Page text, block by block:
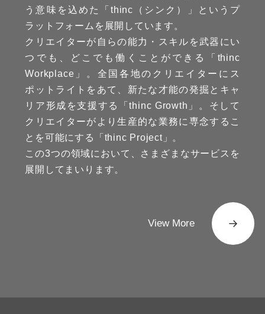
う意味を込めた「thinc（シンク）」というプ
ラットフォームを展開しています。
クリエイターが自らの能力・スキルを武器にい
つでも、どこでも働くことができる「thinc
Workplace」。全国各地のクリエイターにス
ポットライトをあて、新たな才能の発掘とキャ
リア形成を支援する「thinc Growth」。そして
クリエイターがより生産的な業務に専念するこ
とを可能にする「thinc Project」。
この3つの領域において、さまざまなサービスを
展開してまいります。
View More